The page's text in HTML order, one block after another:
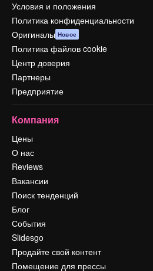
Условия и положения
Политика конфиденциальности
Оригиналы Новое
Политика файлов cookie
Центр доверия
Партнеры
Предприятие
Компания
Цены
О нас
Reviews
Вакансии
Поиск тенденций
Блог
События
Slidesgo
Продайте свой контент
Помещение для прессы